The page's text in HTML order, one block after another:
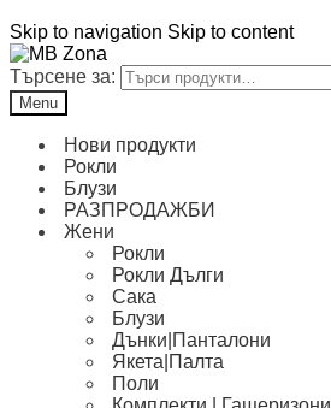
Skip to navigation Skip to content
Търсене за:
Menu
Нови продукти
Рокли
Блузи
РАЗПРОДАЖБИ
Жени
Рокли
Рокли Дълги
Сака
Блузи
Дънки|Панталони
Якета|Палта
Поли